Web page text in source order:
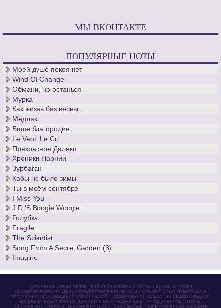
МЫ ВКОНТАКТЕ
ПОПУЛЯРНЫЕ НОТЫ
Моей душе покоя нет
Wind Of Change
Обмани, но останься
Мурка
Как жизнь без весны...
Медляк
Ваше благородие...
Le Vent, Le Cri
Прекрасное Далёко
Хроники Нарнии
Зурбаган
Кабы не было зимы
Ты в моём сентябре
I Miss You
J.D.'S Boogie Woogie
Голубка
Fragile
The Scientist
Song From A Secret Garden (3)
Imagine
Нотомания представляет собой бесплатный нотный архив, который
разрабатывается с целью предоставления каждому музыканту нот известных и
популярных произведений классической и современной музыки на безвозмездной
основе в переложениях для различных музыкальных инструментов (гитары,
фортепиано, скрипки, виолончели и др.). Все данные, представленные на сайте